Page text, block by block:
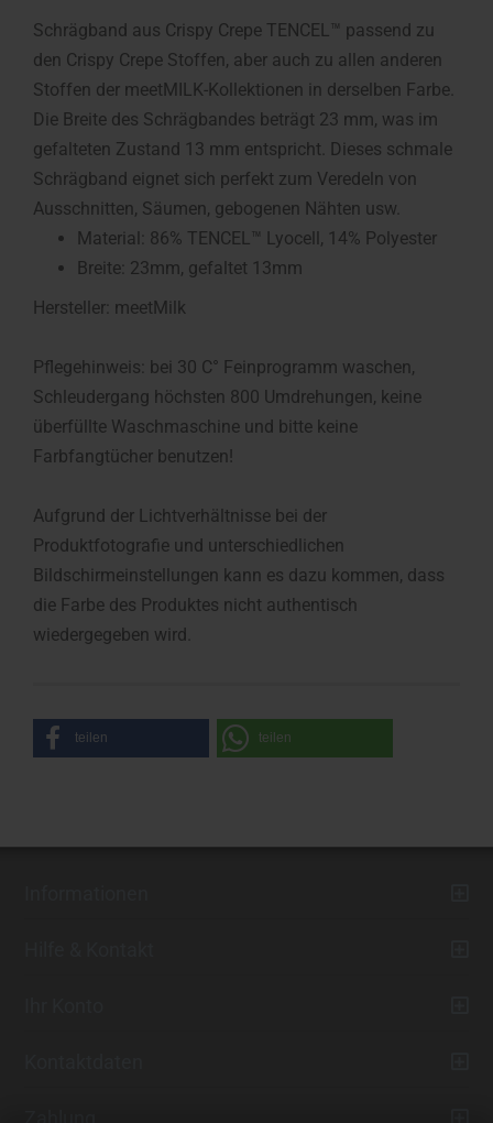
Schrägband aus Crispy Crepe TENCEL™ passend zu
den Crispy Crepe Stoffen, aber auch zu allen anderen
Stoffen der meetMILK-Kollektionen in derselben Farbe.
Die Breite des Schrägbandes beträgt 23 mm, was im
gefalteten Zustand 13 mm entspricht. Dieses schmale
Schrägband eignet sich perfekt zum Veredeln von
Ausschnitten, Säumen, gebogenen Nähten usw.
Material: 86% TENCEL™ Lyocell, 14% Polyester
Breite: 23mm, gefaltet 13mm
Hersteller: meetMilk
Pflegehinweis: bei 30 C° Feinprogramm waschen,
Schleudergang höchsten 800 Umdrehungen, keine
überfüllte Waschmaschine und bitte keine
Farbfangtücher benutzen!
Aufgrund der Lichtverhältnisse bei der
Produktfotografie und unterschiedlichen
Bildschirmeinstellungen kann es dazu kommen, dass
die Farbe des Produktes nicht authentisch
wiedergegeben wird.
teilen teilen